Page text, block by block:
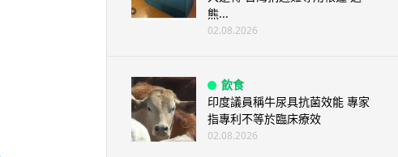
熊...
02.08.2026
飲食
印度議員稱牛尿具抗菌效能 專家
指專利不等於臨床療效
02.08.2026